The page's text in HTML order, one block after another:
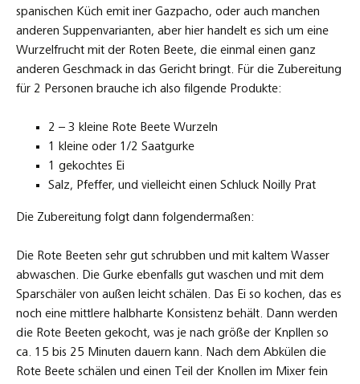
spanischen Küch emit iner Gazpacho, oder auch manchen
anderen Suppenvarianten, aber hier handelt es sich um eine
Wurzelfrucht mit der Roten Beete, die einmal einen ganz
anderen Geschmack in das Gericht bringt. Für die Zubereitung
für 2 Personen brauche ich also filgende Produkte:
2 – 3 kleine Rote Beete Wurzeln
1 kleine oder 1/2 Saatgurke
1 gekochtes Ei
Salz, Pfeffer, und vielleicht einen Schluck Noilly Prat
Die Zubereitung folgt dann folgendermaßen:
Die Rote Beeten sehr gut schrubben und mit kaltem Wasser
abwaschen. Die Gurke ebenfalls gut waschen und mit dem
Sparschäler von außen leicht schälen. Das Ei so kochen, das es
noch eine mittlere halbharte Konsistenz behält. Dann werden
die Rote Beeten gekocht, was je nach größe der Knpllen so
ca. 15 bis 25 Minuten dauern kann. Nach dem Abkülen die
Rote Beete schälen und einen Teil der Knollen im Mixer fein